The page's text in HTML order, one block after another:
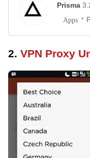
Prisma
Apps
2. VPN Proxy